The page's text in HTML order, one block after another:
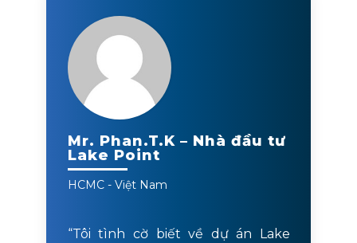
Mr. Phan.T.K – Nhà đầu tư
Lake Point
HCMC - Việt Nam
“Tôi tình cờ biết về dự án Lake